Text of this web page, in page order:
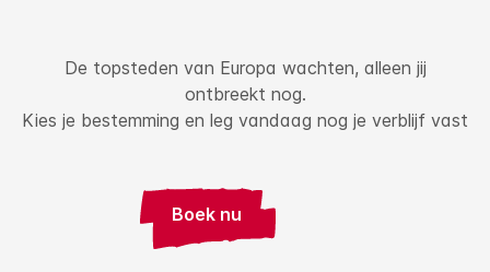
De topsteden van Europa wachten, alleen jij
ontbreekt nog.
Kies je bestemming en leg vandaag nog je verblijf vast
Boek nu